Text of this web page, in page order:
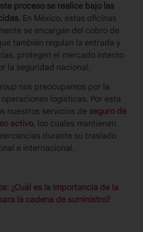
proceso se realice bajo las
. En México, estas oficinas
se encargan del cobro de
también regulan la entrada y
protegen el mercado interno
la seguridad nacional.
nos preocupamos por la
logísticas. Por esta
nuestros servicios de seguro de
activo, los cuales mantienen
durante su traslado
e internacional.
¿Cuál es la importancia de la
la cadena de suministro?